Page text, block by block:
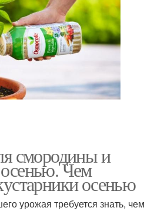
смородины и
Чем
осенью
урожая требуется знать, чем